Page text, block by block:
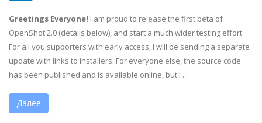
Greetings Everyone! I am proud to release the first beta of
OpenShot 2.0 (details below), and start a much wider testing effort.
For all you supporters with early access, I will be sending a separate
update with links to installers. For everyone else, the source code
has been published and is available online, but I ...
Далее